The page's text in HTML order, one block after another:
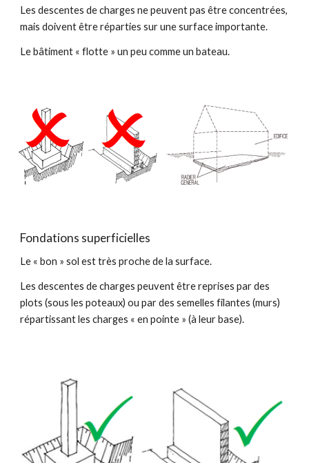
Les descentes de charges ne peuvent pas être concentrées,
mais doivent être réparties sur une surface importante.
Le bâtiment « flotte » un peu comme un bateau.
Fondations superficielles
Le « bon » sol est très proche de la surface.
Les descentes de charges peuvent être reprises par des
plots (sous les poteaux) ou par des semelles filantes (murs)
répartissant les charges « en pointe » (à leur base).